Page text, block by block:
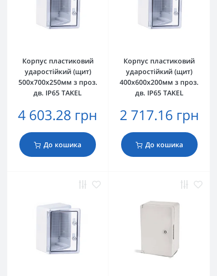
Корпус пластиковий
ударостійкий (щит)
500x700x250мм з проз.
дв. IP65 TAKEL
4 603.28 грн
До кошика
Корпус пластиковий
ударостійкий (щит)
400x600x200мм з проз.
дв. IP65 TAKEL
2 717.16 грн
До кошика